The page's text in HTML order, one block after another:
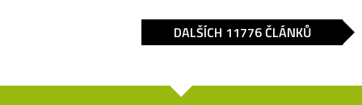
DALŠÍCH 11776 ČLÁNKŮ